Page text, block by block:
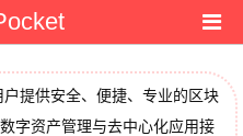
提供安全、便捷、专业的区块
字资产管理与去中心化应用接